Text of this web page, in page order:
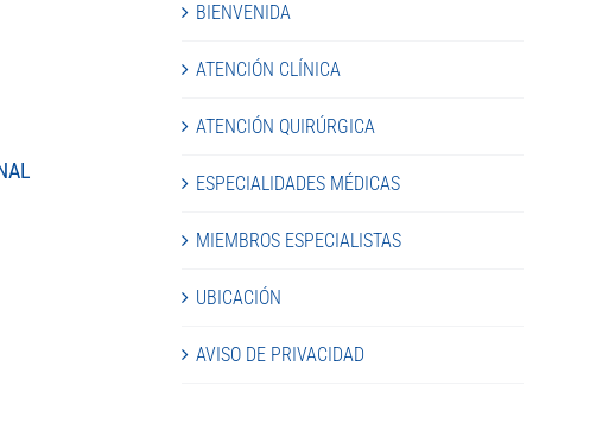
BIENVENIDA
ATENCIÓN CLÍNICA
ATENCIÓN QUIRÚRGICA
ESPECIALIDADES MÉDICAS
MIEMBROS ESPECIALISTAS
UBICACIÓN
AVISO DE PRIVACIDAD